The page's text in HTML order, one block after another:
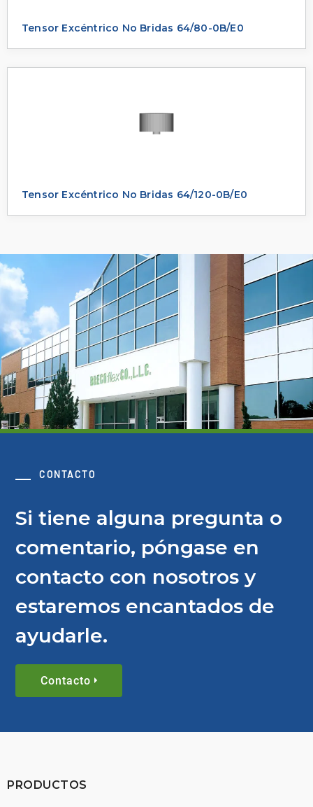
Tensor Excéntrico No Bridas 64/80-0B/E0
Tensor Excéntrico No Bridas 64/120-0B/E0
CONTACTO
Si tiene alguna pregunta o
comentario, póngase en
contacto con nosotros y
estaremos encantados de
ayudarle.
Contacto
PRODUCTOS